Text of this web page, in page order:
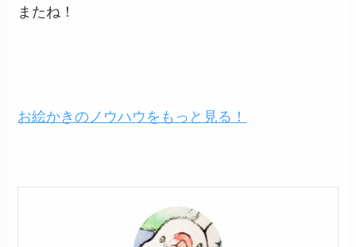
またね！
お絵かきのノウハウをもっと見る！